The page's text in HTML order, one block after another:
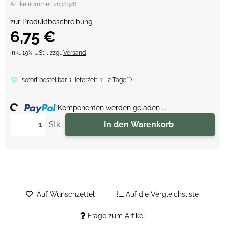
Artikelnummer: 2038326
zur Produktbeschreibung
6,75 €
inkl. 19% USt. , zzgl. Versand
sofort bestellbar (Lieferzeit: 1 - 2 Tage**)
Stk. In den Warenkorb
Komponenten werden geladen ...
Frage zum Artikel
Auf Wunschzettel Auf die Vergleichsliste